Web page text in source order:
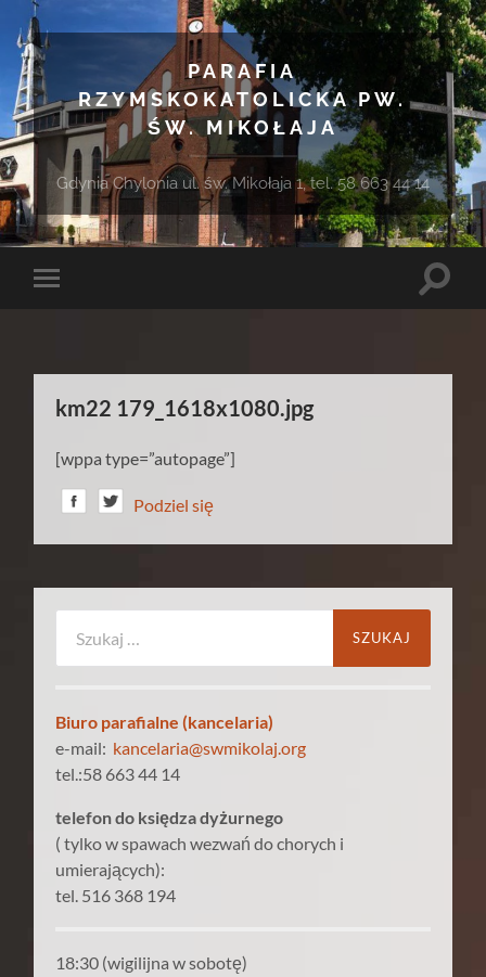
PARAFIA
RZYMSKOKATOLICKA PW.
ŚW. MIKOŁAJA
Gdynia Chylonia ul. św. Mikołaja 1, tel. 58 663 44 14
Toggle
Toggle
km22 179_1618x1080.jpg
[wppa type=”autopage”]
Podziel się
Biuro parafialne (kancelaria)
e-mail: kancelaria@swmikolaj.org
tel.:58 663 44 14
telefon do księdza dyżurnego
( tylko w spawach wezwań do chorych i
umierających):
tel. 516 368 194
18:30 (wigilijna w sobotę)